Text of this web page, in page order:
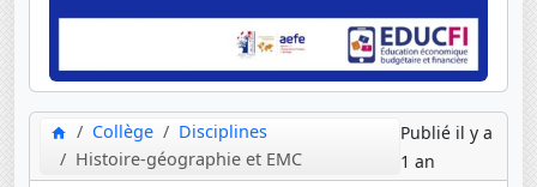
Collège
Disciplines
Histoire-géographie et EMC
Publié il y a
1 an